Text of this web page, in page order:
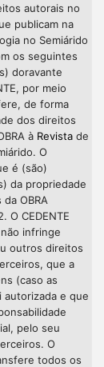
autorais no
publicam na
no Semiárido
os seguintes
doravante
por meio
de forma
dos direitos
à Revista de
O
é (são)
da propriedade
OBRA
O CEDENTE
infringe
outros direitos
que a
(caso as
autorizada e que
pelo seu
O
todos os